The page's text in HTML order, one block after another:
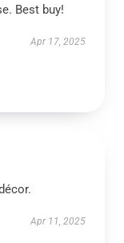
Best buy!
Apr 17, 2025
Apr 11, 2025